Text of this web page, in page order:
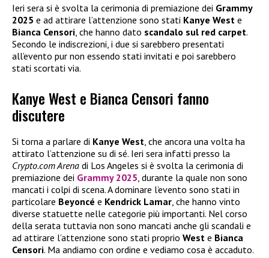
Ieri sera si è svolta la cerimonia di premiazione dei Grammy
2025 e ad attirare l’attenzione sono stati Kanye West e
Bianca Censori , che hanno dato scandalo sul red carpet.
Secondo le indiscrezioni, i due si sarebbero presentati
all’evento pur non essendo stati invitati e poi sarebbero
stati scortati via.
Kanye West e Bianca Censori fanno
discutere
Si torna a parlare di Kanye West, che ancora una volta ha
attirato l’attenzione su di sé. Ieri sera infatti presso la
Crypto.com Arena di Los Angeles si è svolta la cerimonia di
premiazione dei Grammy 2025, durante la quale non sono
mancati i colpi di scena. A dominare l’evento sono stati in
particolare Beyoncé e Kendrick Lamar, che hanno vinto
diverse statuette nelle categorie più importanti. Nel corso
della serata tuttavia non sono mancati anche gli scandali e
ad attirare l’attenzione sono stati proprio West e Bianca
Censori. Ma andiamo con ordine e vediamo cosa è accaduto.